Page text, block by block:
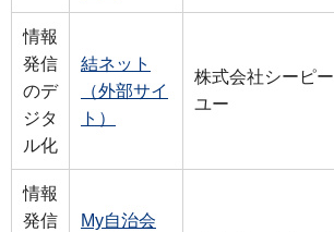
情報
発信
のデ
ジタ
ル化
結ネット
（外部サイ
ト）
株式会社シーピー
ユー
情報
発信
My自治会